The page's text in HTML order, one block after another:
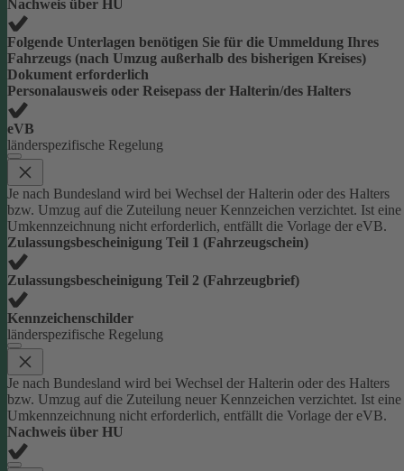
Nachweis über HU
Folgende Unterlagen benötigen Sie für die Ummeldung Ihres
Fahrzeugs (nach Umzug außerhalb des bisherigen Kreises)
Dokument erforderlich
Personalausweis oder Reisepass der Halterin/des Halters
eVB
länderspezifische Regelung
Je nach Bundesland wird bei Wechsel der Halterin oder des Halters
bzw. Umzug auf die Zuteilung neuer Kennzeichen verzichtet. Ist eine
Umkennzeichnung nicht erforderlich, entfällt die Vorlage der eVB.
Zulassungsbescheinigung Teil 1 (Fahrzeugschein)
Zulassungsbescheinigung Teil 2 (Fahrzeugbrief)
Kennzeichenschilder
länderspezifische Regelung
Je nach Bundesland wird bei Wechsel der Halterin oder des Halters
bzw. Umzug auf die Zuteilung neuer Kennzeichen verzichtet. Ist eine
Umkennzeichnung nicht erforderlich, entfällt die Vorlage der eVB.
Nachweis über HU